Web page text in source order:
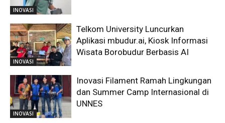
INOVASI
INOVASI
Telkom University Luncurkan
Aplikasi mbudur.ai, Kiosk Informasi
Wisata Borobudur Berbasis AI
INOVASI
Inovasi Filament Ramah Lingkungan
dan Summer Camp Internasional di
UNNES